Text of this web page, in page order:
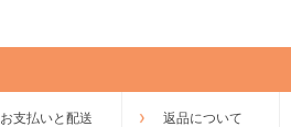
お支払いと配送 返品について